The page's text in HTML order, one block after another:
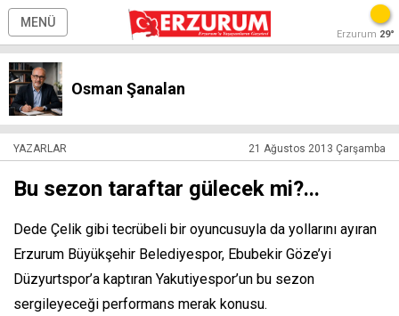
MENÜ
Erzurum 29°
Osman Şanalan
YAZARLAR 21 Ağustos 2013 Çarşamba
Bu sezon taraftar gülecek mi?...
Dede Çelik gibi tecrübeli bir oyuncusuyla da yollarını ayıran
Erzurum Büyükşehir Belediyespor, Ebubekir Göze’yi
Düzyurtspor’a kaptıran Yakutiyespor’un bu sezon
sergileyeceği performans merak konusu.